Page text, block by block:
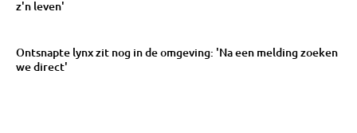
z'n leven'
Ontsnapte lynx zit nog in de omgeving: 'Na een melding zoeken
we direct'